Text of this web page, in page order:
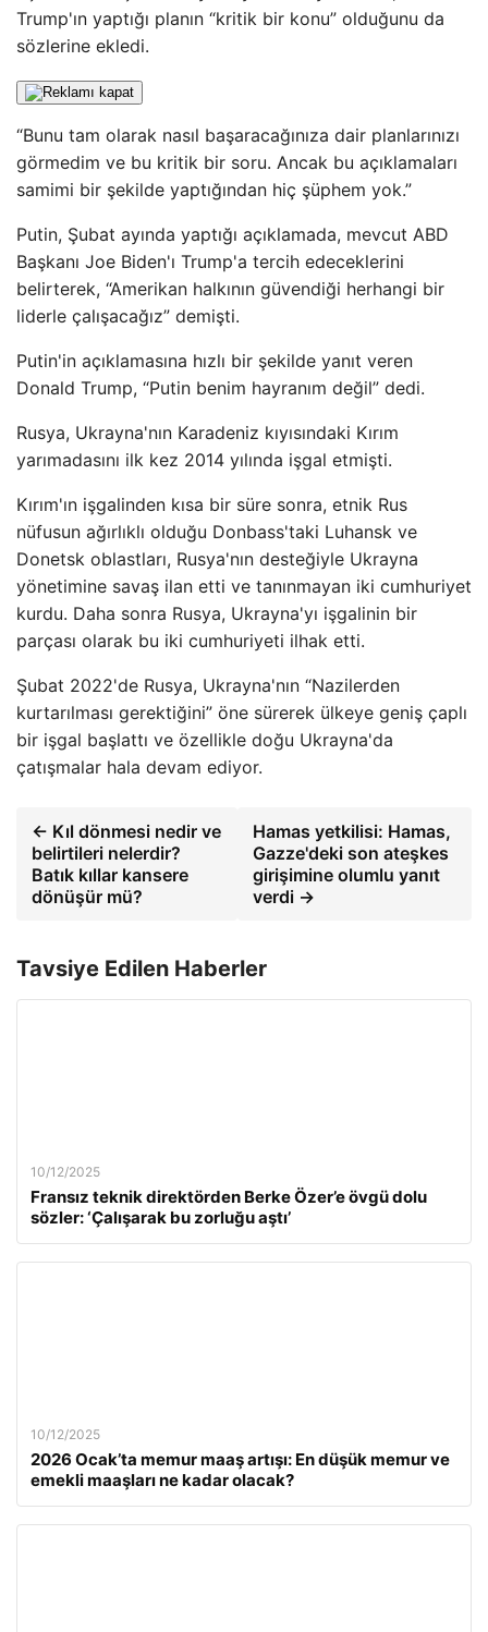
Trump'ın yaptığı planın “kritik bir konu” olduğunu da
sözlerine ekledi.
“Bunu tam olarak nasıl başaracağınıza dair planlarınızı
görmedim ve bu kritik bir soru. Ancak bu açıklamaları
samimi bir şekilde yaptığından hiç şüphem yok.”
Putin, Şubat ayında yaptığı açıklamada, mevcut ABD
Başkanı Joe Biden'ı Trump'a tercih edeceklerini
belirterek, “Amerikan halkının güvendiği herhangi bir
liderle çalışacağız” demişti.
Putin'in açıklamasına hızlı bir şekilde yanıt veren
Donald Trump, “Putin benim hayranım değil” dedi.
Rusya, Ukrayna'nın Karadeniz kıyısındaki Kırım
yarımadasını ilk kez 2014 yılında işgal etmişti.
Kırım'ın işgalinden kısa bir süre sonra, etnik Rus
nüfusun ağırlıklı olduğu Donbass'taki Luhansk ve
Donetsk oblastları, Rusya'nın desteğiyle Ukrayna
yönetimine savaş ilan etti ve tanınmayan iki cumhuriyet
kurdu. Daha sonra Rusya, Ukrayna'yı işgalinin bir
parçası olarak bu iki cumhuriyeti ilhak etti.
Şubat 2022'de Rusya, Ukrayna'nın “Nazilerden
kurtarılması gerektiğini” öne sürerek ülkeye geniş çaplı
bir işgal başlattı ve özellikle doğu Ukrayna'da
çatışmalar hala devam ediyor.
← Kıl dönmesi nedir ve
belirtileri nelerdir?
Batık kıllar kansere
dönüşür mü?
Hamas yetkilisi: Hamas,
Gazze'deki son ateşkes
girişimine olumlu yanıt
verdi →
Tavsiye Edilen Haberler
10/12/2025
Fransız teknik direktörden Berke Özer’e övgü dolu
sözler: ‘Çalışarak bu zorluğu aştı’
10/12/2025
2026 Ocak’ta memur maaş artışı: En düşük memur ve
emekli maaşları ne kadar olacak?